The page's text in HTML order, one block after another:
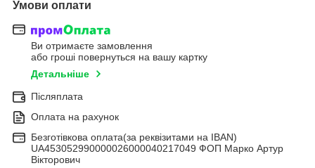
Умови оплати
Ви отримаєте замовлення
або гроші повернуться на вашу картку
Детальніше
Післяплата
Оплата на рахунок
Безготівкова оплата(за реквізитами на IBAN)
UA453052990000026000040217049 ФОП Марко Артур
Вікторович